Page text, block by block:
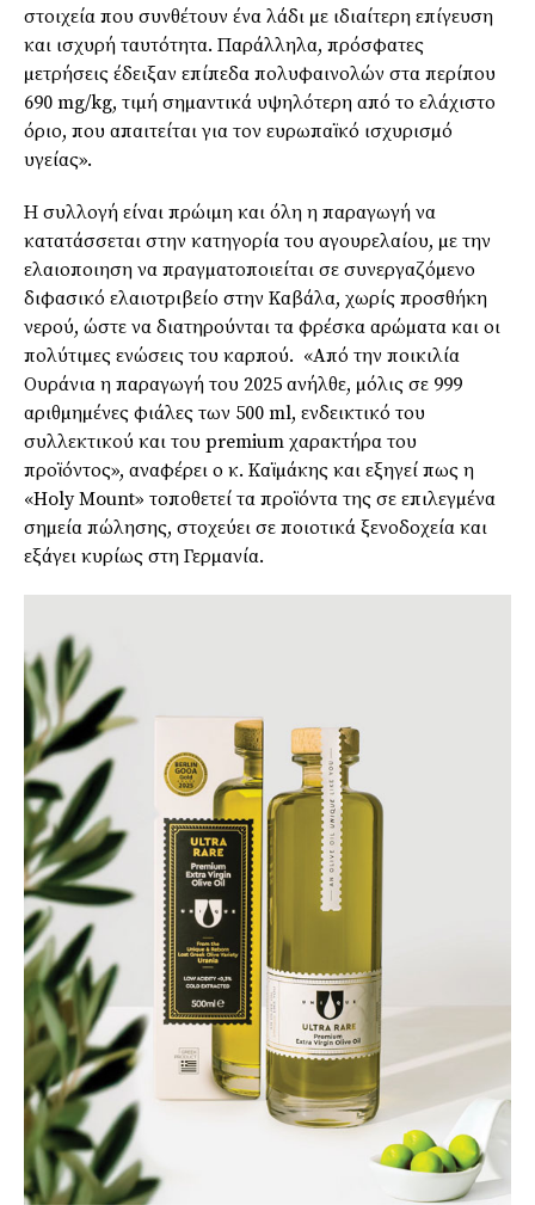
στοιχεία που συνθέτουν ένα λάδι µε ιδιαίτερη επίγευση
και ισχυρή ταυτότητα. Παράλληλα, πρόσφατες
µετρήσεις έδειξαν επίπεδα πολυφαινολών στα περίπου
690 mg/kg, τιµή σηµαντικά υψηλότερη από το ελάχιστο
όριο, που απαιτείται για τον ευρωπαϊκό ισχυρισµό
υγείας».
Η συλλογή είναι πρώιµη και όλη η παραγωγή να
κατατάσσεται στην κατηγορία του αγουρελαίου, µε την
ελαιοποιηση να πραγµατοποιείται σε συνεργαζόµενο
διφασικό ελαιοτριβείο στην Καβάλα, χωρίς προσθήκη
νερού, ώστε να διατηρούνται τα φρέσκα αρώµατα και οι
πολύτιµες ενώσεις του καρπού. «Από την ποικιλία
Ουράνια η παραγωγή του 2025 ανήλθε, µόλις σε 999
αριθµηµένες φιάλες των 500 ml, ενδεικτικό του
συλλεκτικού και του premium χαρακτήρα του
προϊόντος», αναφέρει ο κ. Καϊµάκης και εξηγεί πως η
«Holy Mount» τοποθετεί τα προϊόντα της σε επιλεγµένα
σηµεία πώλησης, στοχεύει σε ποιοτικά ξενοδοχεία και
εξάγει κυρίως στη Γερµανία.